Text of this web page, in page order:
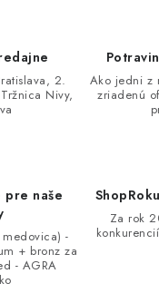
2.
Nivy,
Ako jedni z
zriadenú
naše
-
+ bronz za
- AGRA
Za rok